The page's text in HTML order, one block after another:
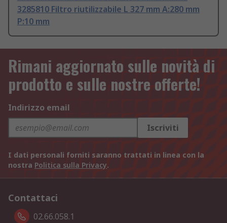
3285810 Filtro riutilizzabile L 327 mm A:280 mm
P:10 mm
Rimani aggiornato sulle novità di
prodotto e sulle nostre offerte!
Indirizzo email
Iscriviti
I dati personali forniti saranno trattati in linea con la
nostra Politica sulla Privacy.
Contattaci
02.66.058.1